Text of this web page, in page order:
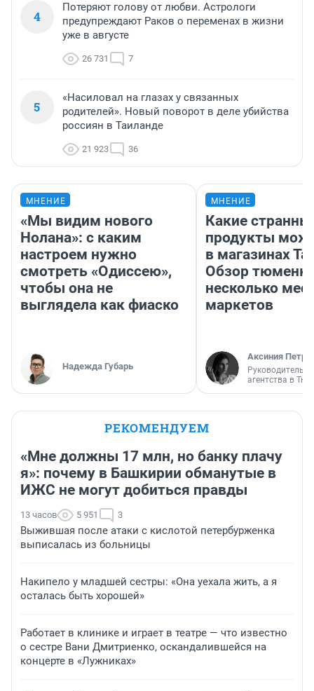
4
Потеряют голову от любви. Астрологи
предупреждают Раков о переменах в жизни
уже в августе
26 731 7
5
«Насиловал на глазах у связанных
родителей». Новый поворот в деле убийства
россиян в Таиланде
21 923 36
МНЕНИЕ
«Мы видим нового
Нолана»: с каким
настроем нужно
смотреть «Одиссею»,
чтобы она не
выглядела как фиаско
Надежда Губарь
МНЕНИЕ
Какие
продукты
в магазинах
Обзор
несколько
маркетов
Аксиния
Руководитель
агентства в
РЕКОМЕНДУЕМ
«Мне должны 17 млн, но банку плачу
я»: почему в Башкирии обманутые в
ИЖС не могут добиться правды
13 часов 5 951 3
Выжившая после атаки с кислотой петербурженка
выписалась из больницы
Накипело у младшей сестры: «Она уехала жить, а я
осталась быть хорошей»
Работает в клинике и играет в театре — что известно
о сестре Вани Дмитриенко, оскандалившейся на
концерте в «Лужниках»